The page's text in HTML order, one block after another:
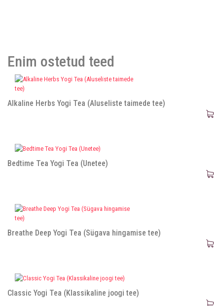
Enim ostetud teed
Alkaline Herbs Yogi Tea (Aluseliste taimede tee)
Bedtime Tea Yogi Tea (Unetee)
Breathe Deep Yogi Tea (Sügava hingamise tee)
Classic Yogi Tea (Klassikaline joogi tee)